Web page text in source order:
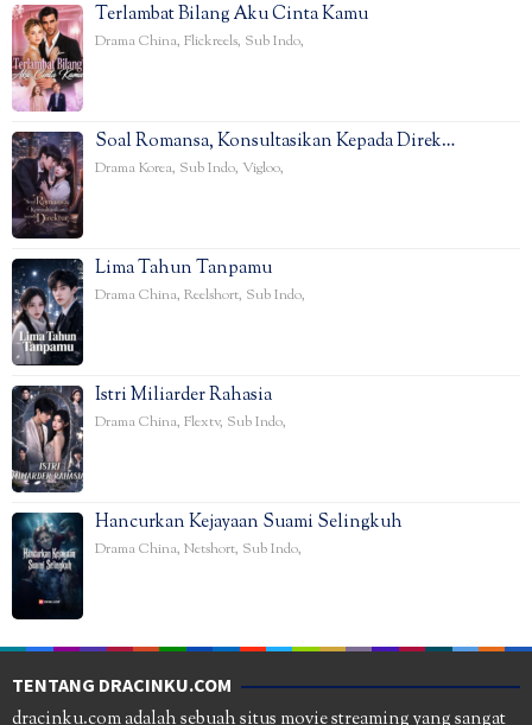
Terlambat Bilang Aku Cinta Kamu
Drama China, Flickreels, Sub Indo,
Soal Romansa, Konsultasikan Kepada Direk…
Drama Korea, Sub Indo, Vigloo,
Lima Tahun Tanpamu
Drama China, Reelshort, Sub Indo,
Istri Miliarder Rahasia
Drama China, Flextv, Sub Indo,
Hancurkan Kejayaan Suami Selingkuh
Drama China, Netshort, Sub Indo,
TENTANG DRACINKU.COM
dracinku.com adalah sebuah situs movie streaming yang sangat